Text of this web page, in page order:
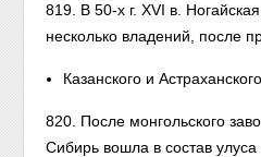
819. В 50-х г. XVI в.
несколько владений, после
Казанского и
820. После монгольского
Сибирь вошла в состав улуса